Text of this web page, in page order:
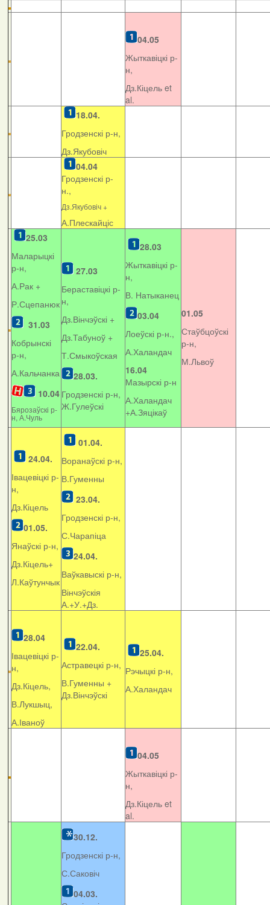
04.05
Жыткавіцкі р-
н,
Дз.Кіцель et
al.
18.04.
Гродзенскі р-н,
Дз.Якубовіч
04.04
Гродзенскі р-
н.,
Дз.Якубовіч +
А.Плескайціс
25.03
Маларыцкі
р-н,
А.Рак +
Р.Сцепанюк
31.03
Кобрынскі
р-н,
А.Кальчанка
10.04
Бярозаўскі р-
н, А.Чуль
27.03
Бераставіцкі р-
н,
Дз.Вінчэўскі +
Дз.Табуноў +
Т.Смыкоўская
28.03.
Гродзенскі р-н,
Ж.Гулеўскі
28.03
Жыткавіцкі р-
н,
В. Натыканец
03.04
Лоеўскі р-н.,
А.Халандач
16.04
Мазырскі р-н
А.Халандач
+А.Зяцікаў
01.05
Стаўбцоўскі
р-н,
М.Львоў
24.04.
Івацевіцкі р-
н,
Дз.Кіцель
01.05.
Янаўскі р-н,
Дз.Кіцель+
Л.Каўтунчык
01.04.
Воранаўскі р-н,
В.Гуменны
23.04.
Гродзенскі р-н,
С.Чарапіца
24.04.
Ваўкавыскі р-н,
Вінчэўскія
А.+У.+Дз.
28.04
Івацевіцкі р-
н,
Дз.Кіцель,
В.Лукшыц,
А.Іваноў
22.04.
Астравецкі р-н,
В.Гуменны +
Дз.Вінчэўскі
25.04.
Рэчыцкі р-н,
А.Халандач
04.05
Жыткавіцкі р-
н,
Дз.Кіцель et
al.
30.12.
Гродзенскі р-н,
С.Саковіч
04.03.